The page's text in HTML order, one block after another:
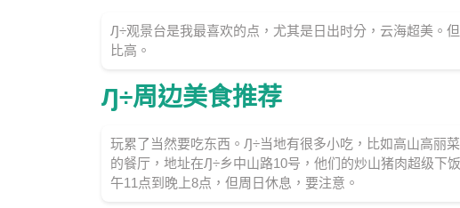
Ԓ÷观景台是我最喜欢的点，尤其是日出时分，云海超美。
比高。
Ԓ÷周边美食推荐
玩累了当然要吃东西。Ԓ÷当地有很多小吃，比如高山高丽
的餐厅，地址在Ԓ÷乡中山路10号，他们的炒山猪肉超级下
午11点到晚上8点，但周日休息，要注意。